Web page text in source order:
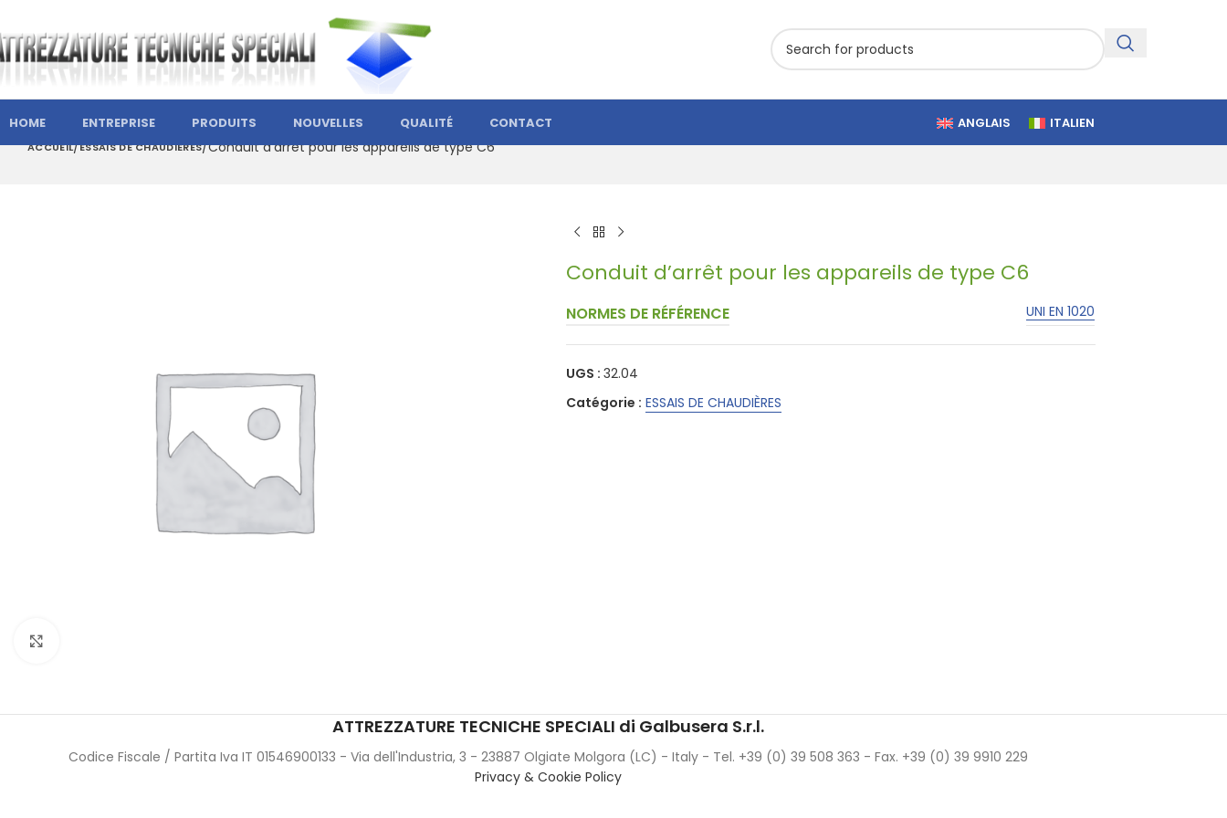
HOME ENTREPRISE PRODUITS NOUVELLES QUALITÉ CONTACT ANGLAIS ITALIEN
ACCUEIL ESSAIS DE CHAUDIÈRES Conduit d’arrêt pour les appareils de type C6
Conduit d’arrêt pour les appareils de type C6
NORMES DE RÉFÉRENCE UNI EN 1020
UGS : 32.04
Catégorie : ESSAIS DE CHAUDIÈRES
ATTREZZATURE TECNICHE SPECIALI di Galbusera S.r.l.
Codice Fiscale / Partita Iva IT 01546900133 - Via dell'Industria, 3 - 23887 Olgiate Molgora (LC) - Italy - Tel. +39 (0) 39 508 363 - Fax. +39 (0) 39 9910 229
Privacy & Cookie Policy